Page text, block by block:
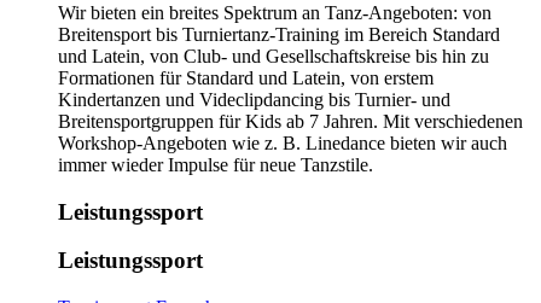
Wir bieten ein breites Spektrum an Tanz-Angeboten: von
Breitensport bis Turniertanz-Training im Bereich Standard
und Latein, von Club- und Gesellschaftskreise bis hin zu
Formationen für Standard und Latein, von erstem
Kindertanzen und Videclipdancing bis Turnier- und
Breitensportgruppen für Kids ab 7 Jahren. Mit verschiedenen
Workshop-Angeboten wie z. B. Linedance bieten wir auch
immer wieder Impulse für neue Tanzstile.
Leistungssport
Leistungssport